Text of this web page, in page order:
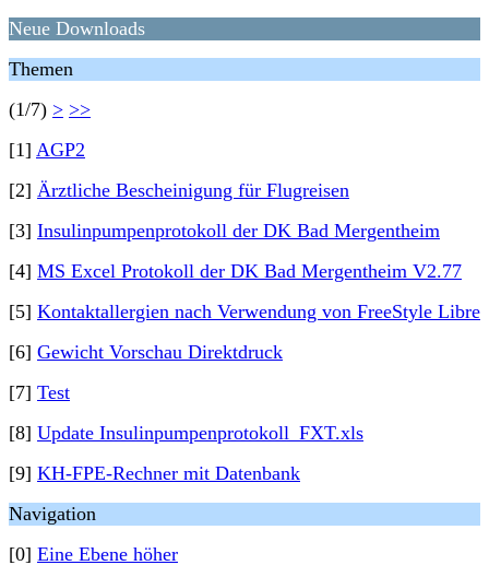
Neue Downloads
Themen
(1/7) > >>
[1] AGP2
[2] Ärztliche Bescheinigung für Flugreisen
[3] Insulinpumpenprotokoll der DK Bad Mergentheim
[4] MS Excel Protokoll der DK Bad Mergentheim V2.77
[5] Kontaktallergien nach Verwendung von FreeStyle Libre
[6] Gewicht Vorschau Direktdruck
[7] Test
[8] Update Insulinpumpenprotokoll_FXT.xls
[9] KH-FPE-Rechner mit Datenbank
Navigation
[0] Eine Ebene höher